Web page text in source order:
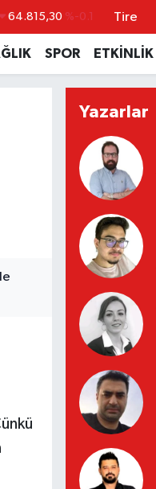
64.815,30 %-0.1
55,2510 %0.32
%0.38
%-14
Tire
SPOR ETKİNLİK
Yazarlar